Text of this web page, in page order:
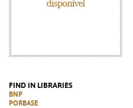
FIND IN LIBRARIES
BNP
PORBASE